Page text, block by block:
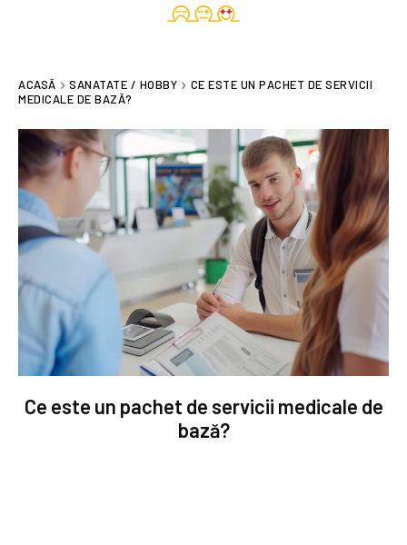
ACASĂ SANATATE / HOBBY
CE ESTE UN PACHET DE SERVICII
MEDICALE DE BAZĂ?
Ce este un pachet de servicii medicale de
bază?